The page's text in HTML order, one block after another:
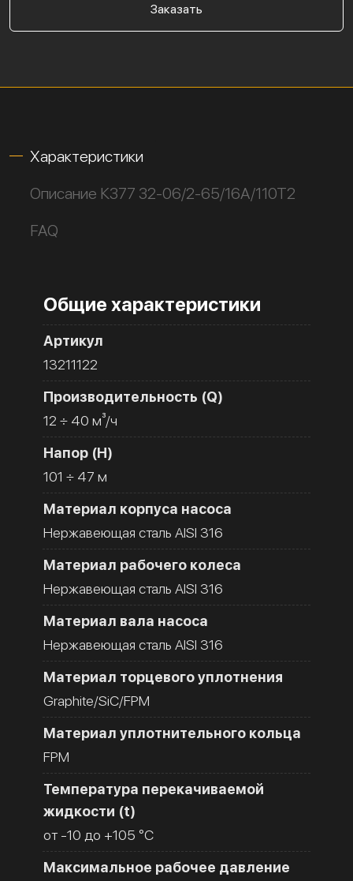
Заказать
Характеристики
Описание К377 32-06/2-65/16А/110Т2
FAQ
Общие характеристики
Артикул
13211122
Производительность (Q)
12 ÷ 40 м³/ч
Напор (H)
101 ÷ 47 м
Материал корпуса насоса
Нержавеющая сталь AISI 316
Материал рабочего колеса
Нержавеющая сталь AISI 316
Материал вала насоса
Нержавеющая сталь AISI 316
Материал торцевого уплотнения
Graphite/SiC/FPM
Материал уплотнительного кольца
FPM
Температура перекачиваемой
жидкости (t)
от -10 до +105 °C
Максимальное рабочее давление